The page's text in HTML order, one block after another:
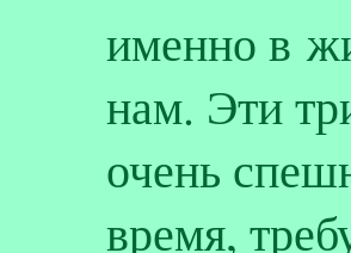
именно в
нам. Эти
очень
время,